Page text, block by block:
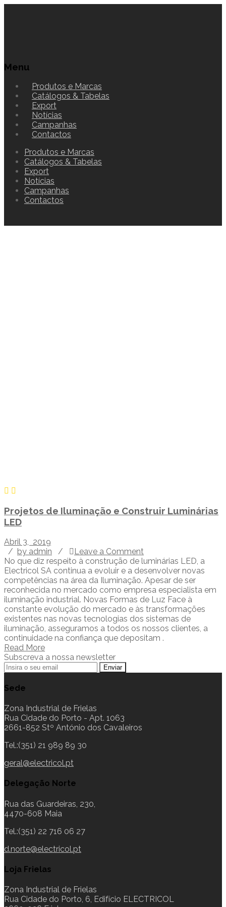
Menu
Produtos e Marcas
Catálogos & Tabelas
Export
Notícias
Campanhas
Contactos
Produtos e Marcas
Catálogos & Tabelas
Export
Notícias
Campanhas
Contactos
Projetos de Iluminação e Construir Luminárias
LED
Abril 3, 2019
/ by admin /
Leave a Comment
No que diz respeito à construção de luminárias LED, a
Electricol SA continua a evoluir e a desenvolver novas
competências na área da Iluminação. Apesar de ser
reconhecida no mercado como empresa especialista em
iluminação industrial. Novas Formas de Luz Face à
constante evolução do mercado e às transformações
existentes nas novas tecnologias dos sistemas de
iluminação, asseguramos a todos os nossos clientes, a
continuidade na confiança que depositam .
Read More
Subscreva a nossa newsletter
Sede
Zona Industrial de Frielas
Rua Cidade do Porto - Apt. 1063
2661-852 Stº António dos Cavaleiros
Tel.:(351) 21 989 89 30
geral@electricol.pt
Delegação Norte
Rua das Guardeiras, 230,
4470-608 Maia
Tel.:(351) 22 716 06 27
d.norte@electricol.pt
Loja Frielas
Zona Industrial de Frielas
Rua Cidade do Porto, 6, Edifício ELECTRICOL